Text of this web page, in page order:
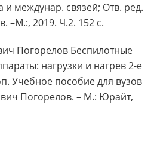
и междунар. связей; Отв. ред.
–М.:, 2019. Ч.2. 152 с.
Погорелов Беспилотные
нагрузки и нагрев 2-е
Учебное пособие для вузов
Погорелов. – М.: Юрайт,